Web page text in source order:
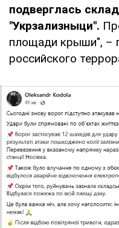
подверглась
"Укрзализныци".
площади крыши", –
российского